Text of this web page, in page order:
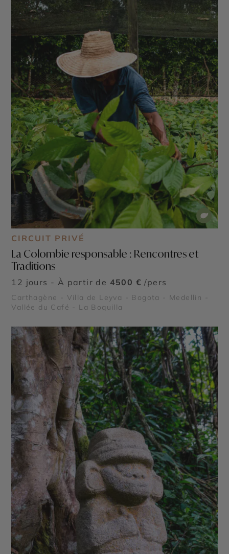
CIRCUIT PRIVÉ
La Colombie responsable : Rencontres et
Traditions
12 jours - À partir de 4500 € /pers
Carthagène - Villa de Leyva - Bogota - Medellin -
Vallée du Café - La Boquilla